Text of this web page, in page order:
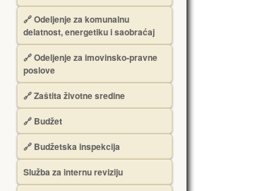
🔗Odeljenje za komunalnu
delatnost, energetiku i saobraćaj
🔗Odeljenje za imovinsko-pravne
poslove
🔗Zaštita životne sredine
🔗 Budžet
🔗 Budžetska inspekcija
Služba za internu reviziju